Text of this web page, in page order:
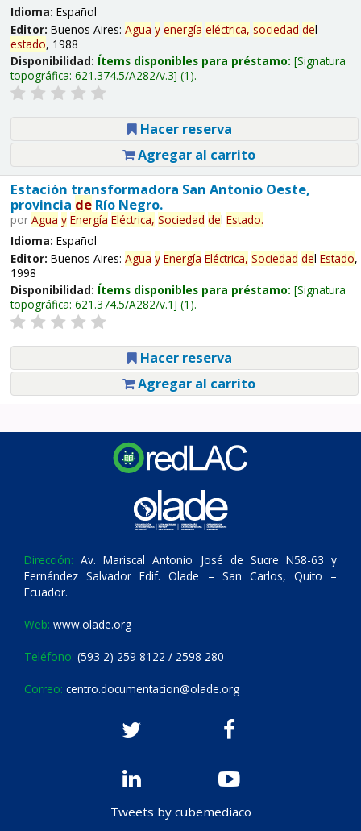
Idioma: Español
Editor: Buenos Aires: Agua y energía eléctrica, sociedad del
estado, 1988
Disponibilidad: Ítems disponibles para préstamo: Signatura
topográfica: 621.374.5/A282/v.3 (1).
Hacer reserva
Agregar al carrito
Estación transformadora San Antonio Oeste,
provincia deRío Negro.
por Agua y Energía Eléctrica, Sociedad del Estado.
Idioma: Español
Editor: Buenos Aires: Agua y Energía Eléctrica, Sociedad del Estado,
1998
Disponibilidad: Ítems disponibles para préstamo: Signatura
topográfica: 621.374.5/A282/v.1 (1).
Hacer reserva
Agregar al carrito
Dirección: Av. Mariscal Antonio José de Sucre N58-63 y
Fernández Salvador Edif. Olade – San Carlos, Quito –
Ecuador.
Web: www.olade.org
Teléfono: (593 2) 259 8122 / 2598 280
Correo: centro.documentacion@olade.org
Tweets by cubemediaco